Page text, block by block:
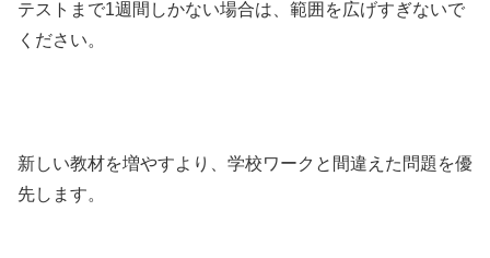
テストまで1週間しかない場合は、範囲を広げすぎないで
ください。
新しい教材を増やすより、学校ワークと間違えた問題を優
先します。